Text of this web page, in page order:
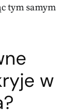
tym samym
w